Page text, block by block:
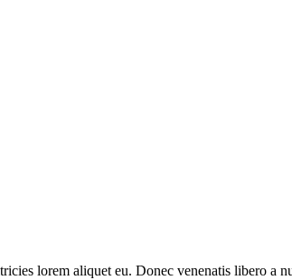
lorem aliquet eu. Donec venenatis libero a